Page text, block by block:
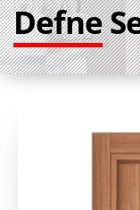
Defne